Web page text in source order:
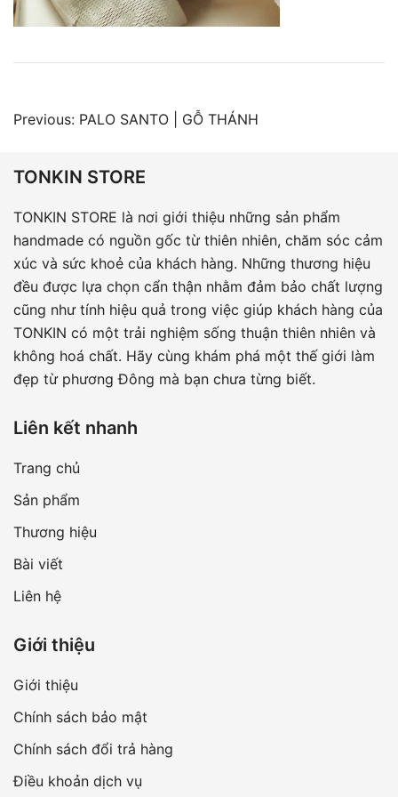
Điều
bài
Previous: PALO SANTO | GỖ THÁNH
TONKIN STORE
TONKIN STORE là nơi giới thiệu những sản phẩm
handmade có nguồn gốc từ thiên nhiên, chăm sóc cảm
xúc và sức khoẻ của khách hàng. Những thương hiệu
đều được lựa chọn cẩn thận nhằm đảm bảo chất lượng
cũng như tính hiệu quả trong việc giúp khách hàng của
TONKIN có một trải nghiệm sống thuận thiên nhiên và
không hoá chất. Hãy cùng khám phá một thế giới làm
đẹp từ phương Đông mà bạn chưa từng biết.
Liên kết nhanh
Trang chủ
Sản phẩm
Thương hiệu
Bài viết
Liên hệ
Giới thiệu
Giới thiệu
Chính sách bảo mật
Chính sách đổi trả hàng
Điều khoản dịch vụ